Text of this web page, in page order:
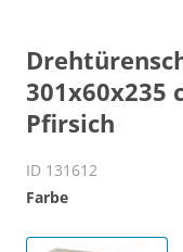
301x60x235
Pfirsich
ID 131612
Farbe